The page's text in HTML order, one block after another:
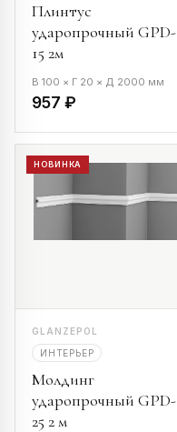
Плинтус
ударопрочный GPD-
15 2м
В 100 × Г 20 × Д 2000 мм
957 ₽
НОВИНКА
GLANZEPOL
ИНТЕРЬЕР
Молдинг
ударопрочный GPD-
25 2 м